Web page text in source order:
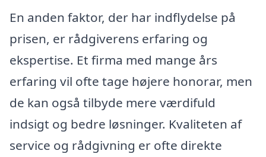
En anden faktor, der har indflydelse på
prisen, er rådgiverens erfaring og
ekspertise. Et firma med mange års
erfaring vil ofte tage højere honorar, men
de kan også tilbyde mere værdifuld
indsigt og bedre løsninger. Kvaliteten af
service og rådgivning er ofte direkte